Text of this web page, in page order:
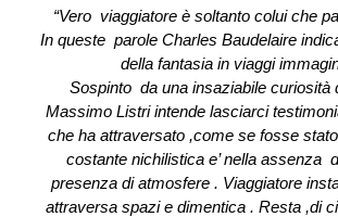
“Vero viaggiatore è soltanto colui che
In queste parole Charles Baudelaire
della fantasia in viaggi
Sospinto da una insaziabile curiosità
Massimo Listri intende lasciarci
che ha attraversato ,come se fosse
costante nichilistica e’ nella assenza
presenza di atmosfere . Viaggiatore
attraversa spazi e dimentica . Resta ,di